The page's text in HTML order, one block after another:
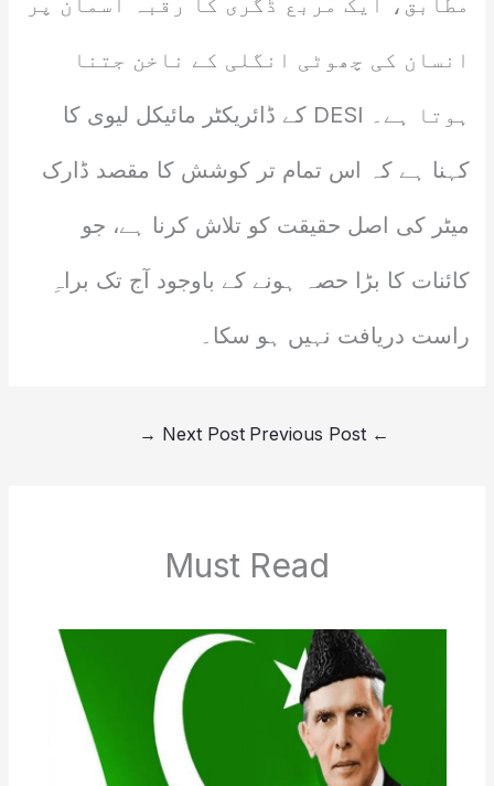
انسان کی چھوٹی انگلی کے ناخن جتنا
ہوتا ہے۔ DESI کے ڈائریکٹر مائیکل لیوی کا
کہنا ہے کہ اس تمام تر کوشش کا مقصد ڈارک
میٹر کی اصل حقیقت کو تلاش کرنا ہے، جو
کائنات کا بڑا حصہ ہونے کے باوجود آج تک براہِ
راست دریافت نہیں ہو سکا۔
←
Next Post
→
Must Read